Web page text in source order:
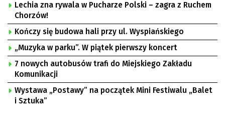
Lechia zna rywala w Pucharze Polski – zagra z Ruchem
Chorzów!
Kończy się budowa hali przy ul. Wyspiańskiego
„Muzyka w parku”. W piątek pierwszy koncert
7 nowych autobusów trafi do Miejskiego Zakładu
Komunikacji
Wystawa „Postawy” na początek Mini Festiwalu „Balet
i Sztuka”